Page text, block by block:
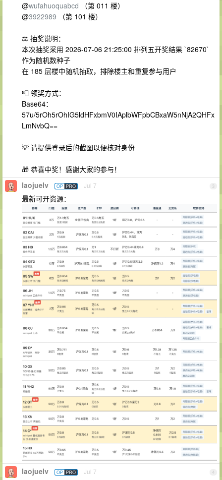
@wufahuoquabcd （第 011 楼）
@3922989 （第 101 楼）
⚖️ 抽奖说明：
本次抽奖采用 2026-07-06 21:25:00 排列五开奖结果 `82670`
作为随机数种子
在 185 层楼中随机抽取，排除楼主和重复参与用户
📮 领奖方式：
Base64：
57u/5rOh5rOhIG5ldHFxbmV0IAplbWFpbCBxaW5nNjA2QHFx
LmNvbQ==
💡 请提供登录后的截图以便核对身份
🎁 恭喜中奖！感谢大家的参与！
3
laojuelv OP PRO Jul 7
最新可开资源：
4
laojuelv OP PRO Jul 7